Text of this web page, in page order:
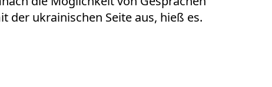
der ukrainischen Seite aus, hieß es.